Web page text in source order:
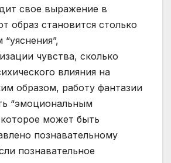
свое выражение в
образ становится столько
чувства, сколько
влияния на
образом, работу фантазии
“эмоциональным
может быть
познавательному
познавательное